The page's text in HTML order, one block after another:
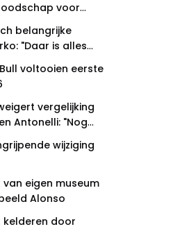
voor
belangrijke
"Daar is alles
voltooien eerste
vergelijking
Antonelli: "Nog
wijziging
eigen museum
Alonso
kelderen door